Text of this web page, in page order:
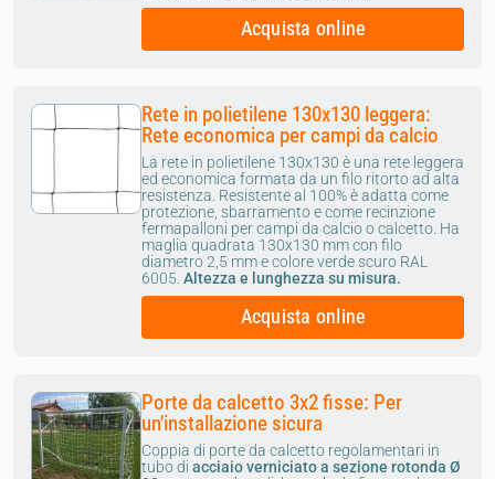
Acquista online
Rete in polietilene 130x130 leggera:
Rete economica per campi da calcio
La rete in polietilene 130x130 è una rete leggera
ed economica formata da un filo ritorto ad alta
resistenza. Resistente al 100% è adatta come
protezione, sbarramento e come recinzione
fermapalloni per campi da calcio o calcetto. Ha
maglia quadrata 130x130 mm con filo
diametro 2,5 mm e colore verde scuro RAL
6005. Altezza e lunghezza su misura.
Acquista online
Porte da calcetto 3x2 fisse: Per
un'installazione sicura
Coppia di porte da calcetto regolamentari in
tubo di acciaio verniciato a sezione rotonda Ø